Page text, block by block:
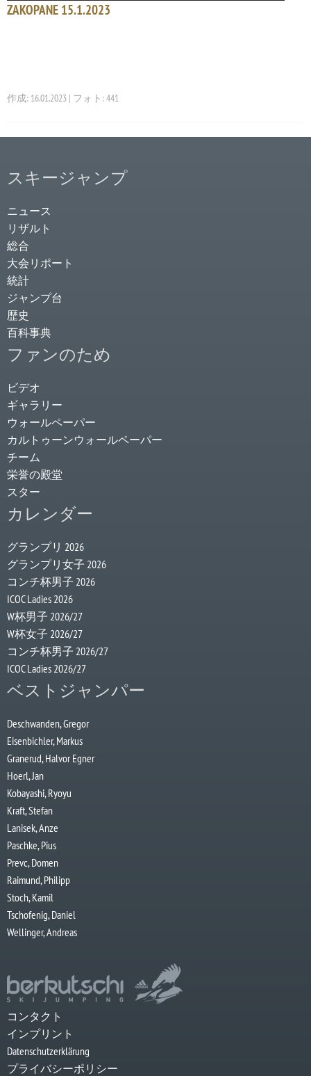
ZAKOPANE 15.1.2023
作成: 16.01.2023 | フォト: 441
スキージャンプ
ニュース
リザルト
総合
大会リポート
統計
ジャンプ台
歴史
百科事典
ファンのため
ビデオ
ギャラリー
ウォールペーパー
カルトゥーンウォールペーパー
チーム
栄誉の殿堂
スター
カレンダー
グランプリ 2026
グランプリ女子 2026
コンチ杯男子 2026
ICOC Ladies 2026
W杯男子 2026/27
W杯女子 2026/27
コンチ杯男子 2026/27
ICOC Ladies 2026/27
ベストジャンパー
Deschwanden, Gregor
Eisenbichler, Markus
Granerud, Halvor Egner
Hoerl, Jan
Kobayashi, Ryoyu
Kraft, Stefan
Lanisek, Anze
Paschke, Pius
Prevc, Domen
Raimund, Philipp
Stoch, Kamil
Tschofenig, Daniel
Wellinger, Andreas
コンタクト
インプリント
Datenschutzerklärung
プライバシーポリシー